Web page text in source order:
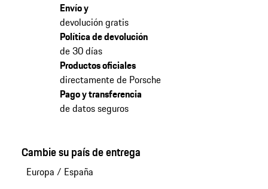
Envío y
devolución gratis
Política de devolución
de 30 días
Productos oficiales
directamente de Porsche
Pago y transferencia
de datos seguros
Cambie su país de entrega
Europa / España